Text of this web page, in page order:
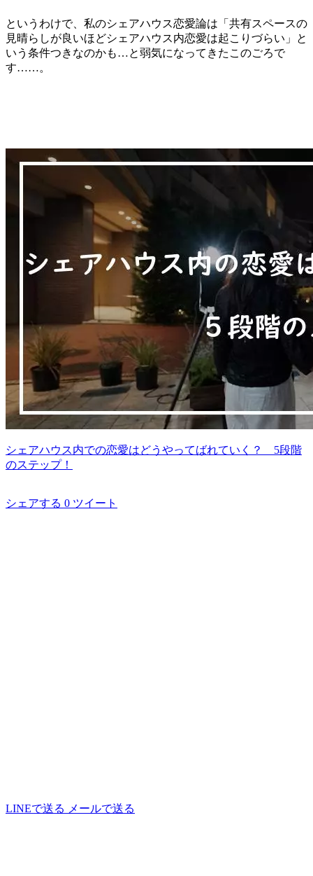
というわけで、私のシェアハウス恋愛論は「共有スペースの
見晴らしが良いほどシェアハウス内恋愛は起こりづらい」と
いう条件つきなのかも…と弱気になってきたこのごろで
す……。
シェアハウス内での恋愛はどうやってばれていく？ 5段階
のステップ！
シェアする 0 ツイート
LINEで送る メールで送る